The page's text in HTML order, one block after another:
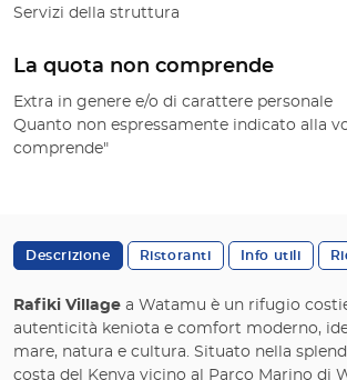
Servizi della struttura
La quota non comprende
Extra in genere e/o di carattere personale
Quanto non espressamente indicato alla
comprende"
Descrizione Ristoranti Info utili
Rafiki Village a Watamu è un rifugio
autenticità keniota e comfort moderno,
mare, natura e cultura. Situato nella
costa del Kenya vicino al Parco Marino di